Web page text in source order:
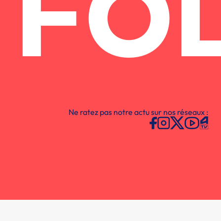
Ne ratez pas notre actu sur nos réseaux :